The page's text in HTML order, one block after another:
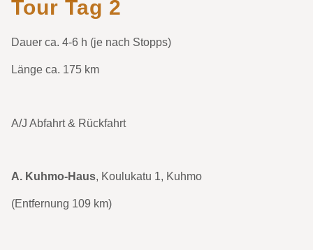
Tour Tag 2
Dauer ca. 4-6 h (je nach Stopps)
Länge ca. 175 km
A/J Abfahrt & Rückfahrt
A. Kuhmo-Haus, Koulukatu 1, Kuhmo
(Entfernung 109 km)